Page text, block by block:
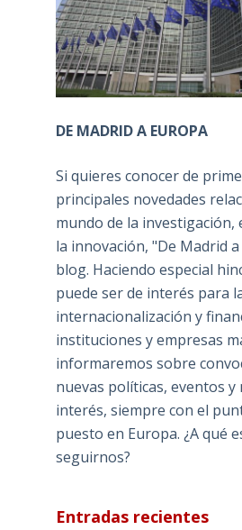
DE MADRID A EUROPA
Si quieres conocer de
principales novedades
mundo de la investigación,
la innovación, "De Madrid
blog. Haciendo especial
puede ser de interés para
internacionalización y
instituciones y empresas
informaremos sobre
nuevas políticas, eventos y
interés, siempre con el
puesto en Europa. ¿A qué
seguirnos?
Entradas recientes